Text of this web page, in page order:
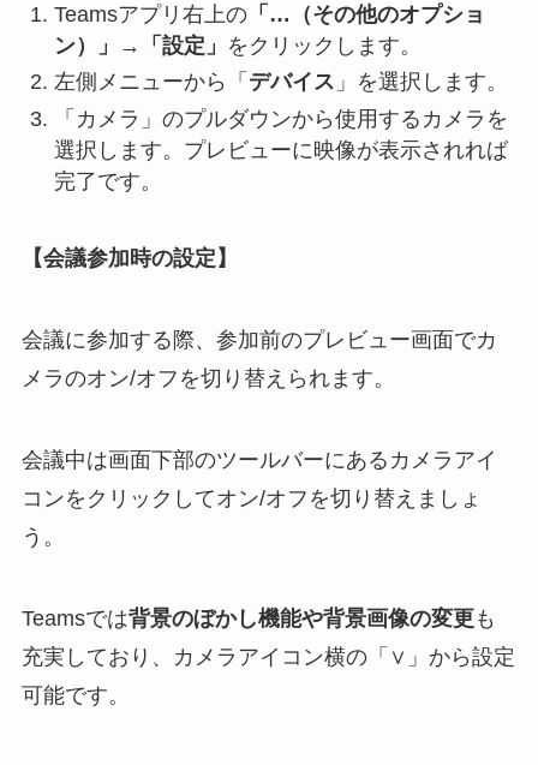
Teamsアプリ右上の「…（その他のオプショ
ン）」→「設定」 をクリックします。
左側メニューから「 デバイス 」を選択します。
「カメラ」のプルダウンから使用するカメラを
選択します。プレビューに映像が表示されれば
完了です。
【会議参加時の設定】
会議に参加する際、参加前のプレビュー画面でカ
メラのオン/オフを切り替えられます。
会議中は画面下部のツールバーにあるカメラアイ
コンをクリックしてオン/オフを切り替えましょ
う。
Teamsでは背景のぼかし機能や背景画像の変更も
充実しており、カメラアイコン横の「∨」から設定
可能です。